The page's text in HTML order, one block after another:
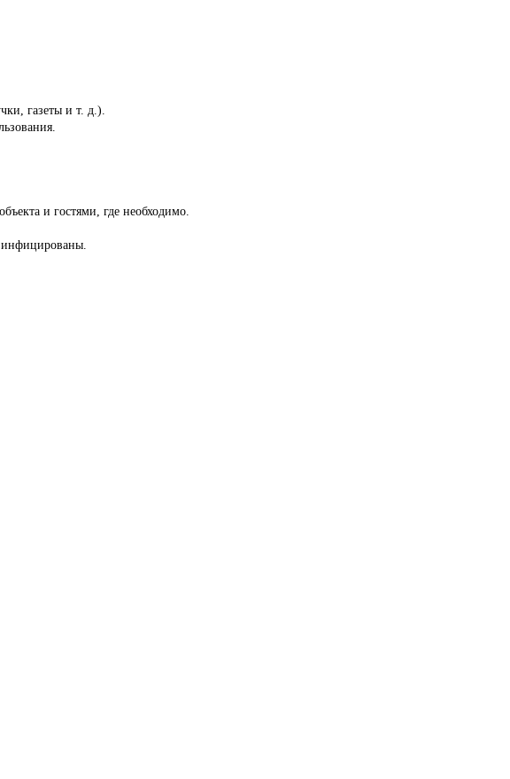
газеты и т. д.).
и гостями, где необходимо.